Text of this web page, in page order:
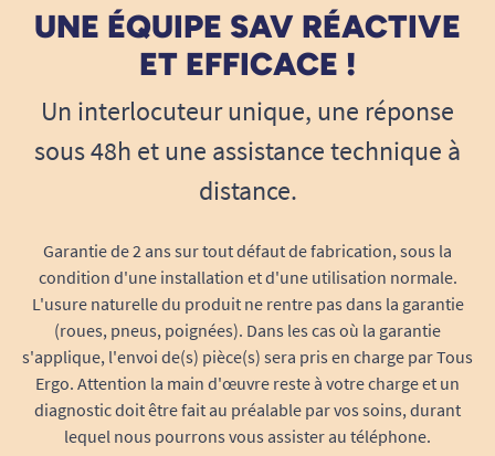
Pliage et présentation :à usage unique,
hygiénique
Testé dermatologiquement,
hypoallergénique
Une aide discrète et fiable, pour
chacun, chaque jour
L’alèse jetable SENI Soft Normal 40 x 60 cm
sérénité. Sa discrétion, son efficacité anti-fuite et
son confort durable en font l’alliée
indispensable des personnes souffrant
d’incontinence, des aidants familiaux et des
soignants. Utilisable à domicile, en voyage, à
l’hôpital ou en maison de retraite, elle préserve
la propreté du linge et du mobilier tout en
UNE ÉQUIPE SAV RÉACTIVE
ET EFFICACE !
Un interlocuteur unique, une réponse
sous 48h et une assistance technique à
distance.
Garantie de 2 ans sur tout défaut de fabrication, sous la
condition d'une installation et d'une utilisation normale.
L'usure naturelle du produit ne rentre pas dans la garantie
(roues, pneus, poignées). Dans les cas où la garantie
s'applique, l'envoi de(s) pièce(s) sera pris en charge par Tous
Ergo. Attention la main d'œuvre reste à votre charge et un
diagnostic doit être fait au préalable par vos soins, durant
lequel nous pourrons vous assister au téléphone.